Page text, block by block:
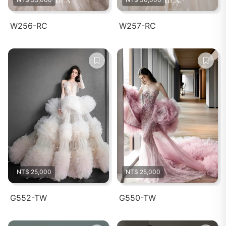
W256-RC W257-RC
NT$ 25,000
G552-TW
NT$ 25,000
G550-TW